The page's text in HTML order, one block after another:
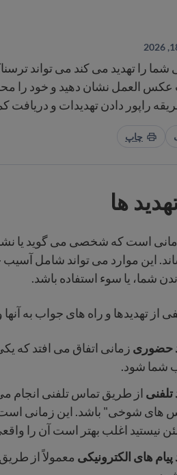
را تهدید می کند می تواند
عکس العمل نشان دهید و خود را
راپور دادن تهدیدات و
چاپ
ها
است که شخصی می گوید یا
این موارد می تواند شامل
شما، یا سوء استفاده باشد.
از تهدیدها و راه های جواب به آنها
حضوری زمانی اتفاق می‌ افتد که
شما شود.
تلفنی از طریق تماس تلفنی انجام
های شوخی" باشد. این زمانی
نیستید اغلب بهتر است آن را
پیام های الکترونیکی معمولاً از